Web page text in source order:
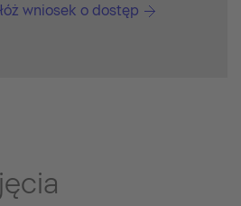
wniosek o dostęp